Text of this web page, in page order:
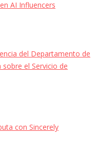
AI Influencers
del Departamento de
el Servicio de
con Sincerely